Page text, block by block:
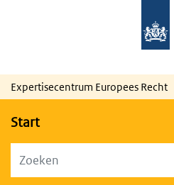
Expertisecentrum Europees Recht
Start
Top menu zoeken
Zoekformulier
Zoeken